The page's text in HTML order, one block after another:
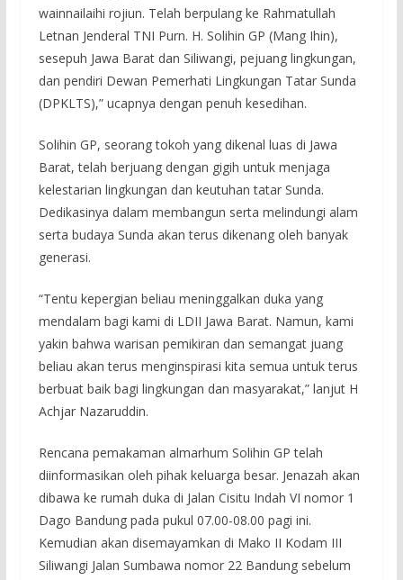
wainnailaihi rojiun. Telah berpulang ke Rahmatullah
Letnan Jenderal TNI Purn. H. Solihin GP (Mang Ihin),
sesepuh Jawa Barat dan Siliwangi, pejuang lingkungan,
dan pendiri Dewan Pemerhati Lingkungan Tatar Sunda
(DPKLTS),” ucapnya dengan penuh kesedihan.
Solihin GP, seorang tokoh yang dikenal luas di Jawa
Barat, telah berjuang dengan gigih untuk menjaga
kelestarian lingkungan dan keutuhan tatar Sunda.
Dedikasinya dalam membangun serta melindungi alam
serta budaya Sunda akan terus dikenang oleh banyak
generasi.
“Tentu kepergian beliau meninggalkan duka yang
mendalam bagi kami di LDII Jawa Barat. Namun, kami
yakin bahwa warisan pemikiran dan semangat juang
beliau akan terus menginspirasi kita semua untuk terus
berbuat baik bagi lingkungan dan masyarakat,” lanjut H
Achjar Nazaruddin.
Rencana pemakaman almarhum Solihin GP telah
diinformasikan oleh pihak keluarga besar. Jenazah akan
dibawa ke rumah duka di Jalan Cisitu Indah VI nomor 1
Dago Bandung pada pukul 07.00-08.00 pagi ini.
Kemudian akan disemayamkan di Mako II Kodam III
Siliwangi Jalan Sumbawa nomor 22 Bandung sebelum